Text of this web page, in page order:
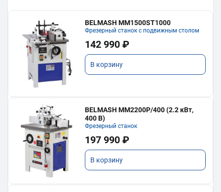
BELMASH MM1500ST1000
Фрезерный станок с подвижным столом
142 990 ₽
В корзину
BELMASH MM2200P/400 (2.2 кВт,
400 В)
Фрезерный станок
197 990 ₽
В корзину